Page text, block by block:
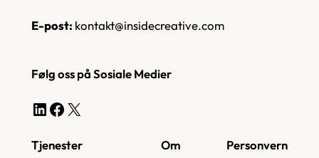
E-post: kontakt@insidecreative.com
Følg oss på Sosiale Medier
LinkedIn Facebook X
Tjenester Om Personvern